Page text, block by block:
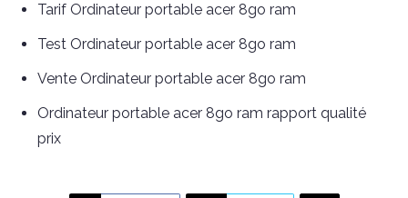
Tarif Ordinateur portable acer 8go ram
Test Ordinateur portable acer 8go ram
Vente Ordinateur portable acer 8go ram
Ordinateur portable acer 8go ram rapport qualité
prix